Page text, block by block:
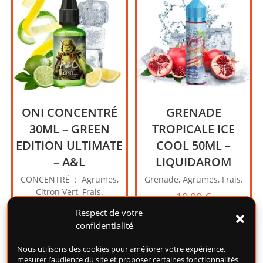
Respect de votre
confidentialité
Nous utilisons des cookies pour améliorer votre expérience,
mesurer l’audience du site et proposer certaines fonctionnalités
ONI CONCENTRÉ
30ML – GREEN
EDITION ULTIMATE
– A&L
CONCENTRÉ : Agrumes,
Citron Vert, Frais.
12,90€
Ajouter au panier
GRENADE
TROPICALE ICE
COOL 50ML –
LIQUIDAROM
Grenade, Agrumes, Frais.
19,00€